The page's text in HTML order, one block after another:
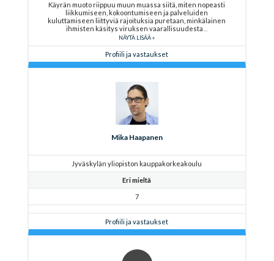
Käyrän muoto riippuu muun muassa siitä, miten nopeasti
liikkumiseen, kokoontumiseen ja palveluiden
kuluttamiseen liittyviä rajoituksia puretaan, minkälainen
ihmisten käsitys viruksen vaarallisuudesta
NÄYTÄ LISÄÄ
Profiili ja vastaukset
Mika Haapanen
Jyväskylän yliopiston kauppakorkeakoulu
Eri mieltä
7
Profiili ja vastaukset